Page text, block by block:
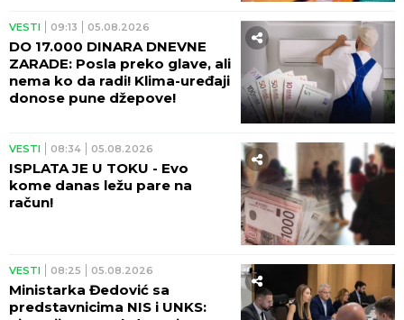
VESTI 09:13 05.08.2026
DO 17.000 DINARA DNEVNE
ZARADE: Posla preko glave, ali
nema ko da radi! Klima-uređaji
donose pune džepove!
VESTI 08:34 05.08.2026
ISPLATA JE U TOKU - Evo
kome danas ležu pare na
račun!
VESTI 08:25 05.08.2026
Ministarka Đedović sa
predstavnicima NIS i UNKS: